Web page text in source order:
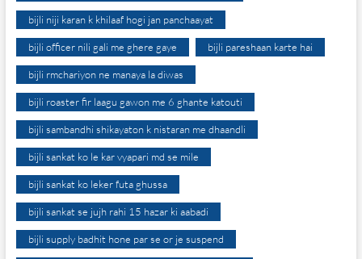
bijli niji karan k khilaaf hogi jan panchaayat
bijli officer nili gali me ghere gaye bijli pareshaan karte hai
bijli rmchariyon ne manaya la diwas
bijli roaster fir laagu gawon me 6 ghante katouti
bijli sambandhi shikayaton k nistaran me dhaandli
bijli sankat ko le kar vyapari md se mile
bijli sankat ko leker futa ghussa
bijli sankat se jujh rahi 15 hazar ki aabadi
bijli supply badhit hone par se or je suspend